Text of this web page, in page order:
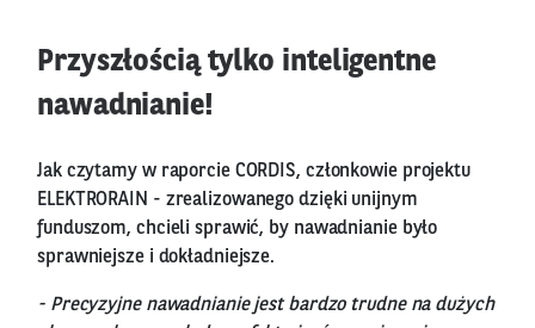
Przyszłością tylko inteligentne
nawadnianie!
Jak czytamy w raporcie CORDIS, członkowie projektu
ELEKTRORAIN - zrealizowanego dzięki unijnym
funduszom, chcieli sprawić, by nawadnianie było
sprawniejsze i dokładniejsze.
- Precyzyjne nawadnianie jest bardzo trudne na dużych